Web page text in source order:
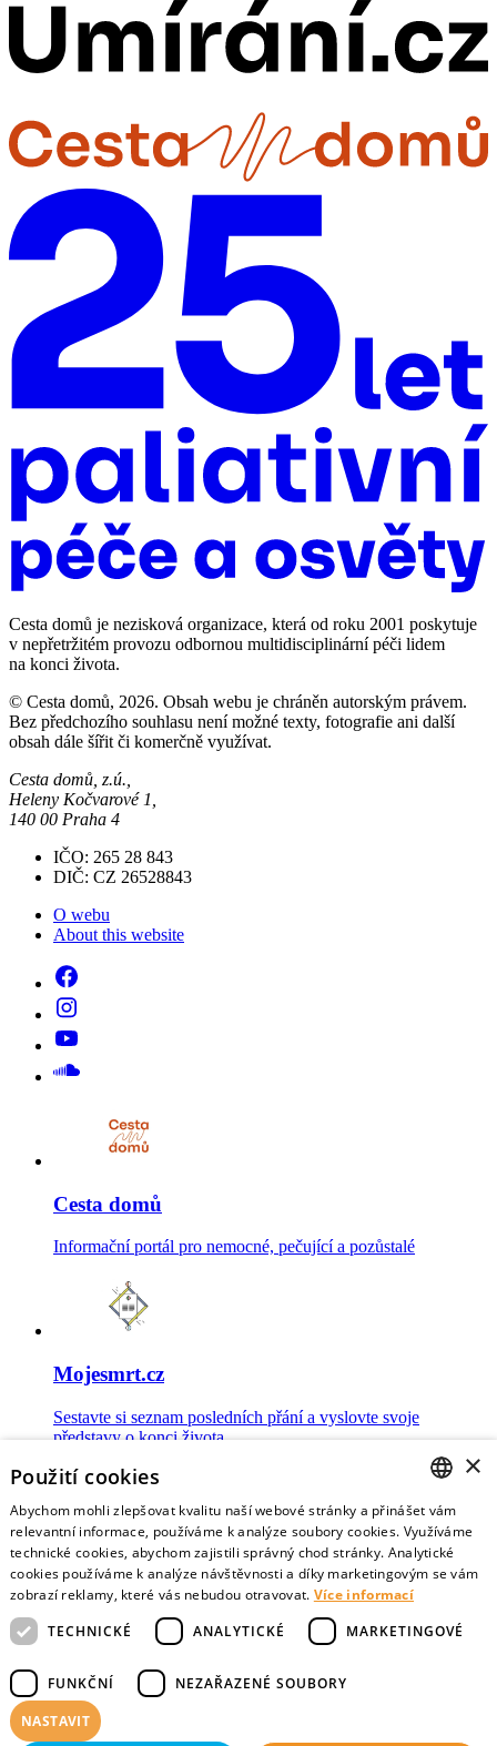
Cesta domů je nezisková organizace, která od roku 2001 poskytuje
v nepřetržitém provozu odbornou multidisciplinární péči lidem
na konci života.
© Cesta domů, 2026. Obsah webu je chráněn autorským právem.
Bez předchozího souhlasu není možné texty, fotografie ani další
obsah dále šířit či komerčně využívat.
Cesta domů, z.ú.,
Heleny Kočvarové 1,
140 00 Praha 4
IČO: 265 28 843
DIČ: CZ 26528843
O webu
About this website
Cesta domů
Informační portál pro nemocné, pečující a pozůstalé
Mojesmrt.cz
Sestavte si seznam posledních přání a vyslovte svoje
představy o konci života
Data o umírání
Nejnovější data o postojích veřejnosti a zdravotníků k umírání
Virtuální vzpomínky
CZECH
ENGLISH
×
Použití cookies
Abychom mohli zlepšovat kvalitu naší webové stránky a přinášet vám
relevantní informace, používáme k analýze soubory cookies. Využíváme
technické cookies, abychom zajistili správný chod stránky. Analytické
cookies používáme k analýze návštěvnosti a díky marketingovým se vám
zobrazí reklamy, které vás nebudou otravovat. Více informací
TECHNICKÉ
ANALYTICKÉ MARKETINGOVÉ
FUNKČNÍ NEZAŘAZENÉ SOUBORY
NASTAVIT